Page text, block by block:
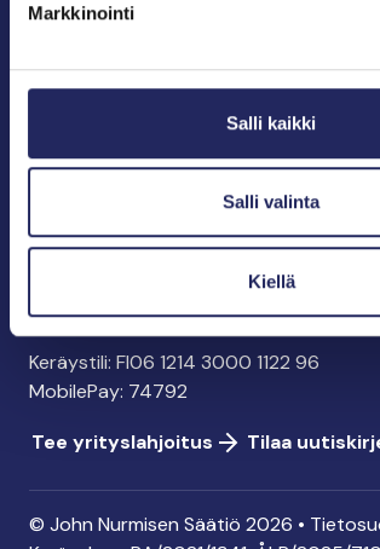
Markkinointi
Salli kaikki
Salli valinta
Kiellä
info@jnfoundation.fi
Kaikki yhteystiedot
Tee lahjoitus
Keräystili: FI06 1214 3000 1122 96
MobilePay: 74792
Tee yrityslahjoitus
Tilaa
© John Nurmisen Säätiö 2026 •